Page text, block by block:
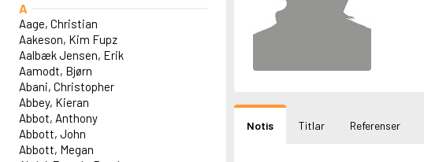
A
Aage, Christian
Aakeson, Kim Fupz
Aalbæk Jensen, Erik
Aamodt, Bjørn
Abani, Christopher
Abbey, Kieran
Abbot, Anthony
Abbott, John
Abbott, Megan
Notis Titlar Referenser